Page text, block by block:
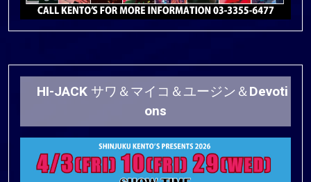
HI-JACK サワ＆マイコ＆ユージン＆Devoti
ons